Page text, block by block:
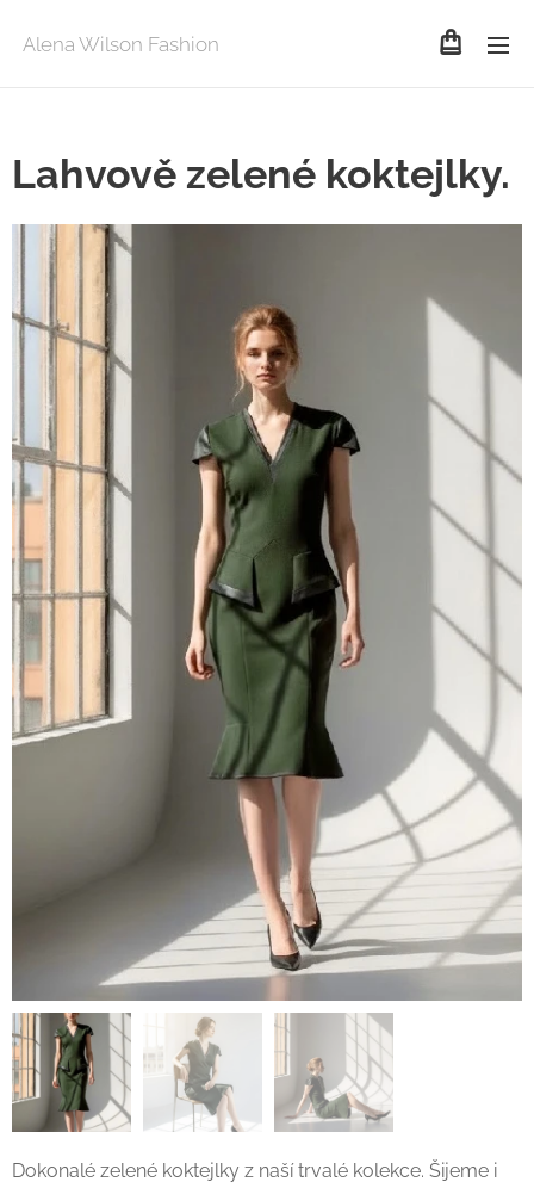
Alena Wilson Fashion
Lahvově zelené koktejlky.
Dokonalé zelené koktejlky z naší trvalé kolekce. Šijeme i